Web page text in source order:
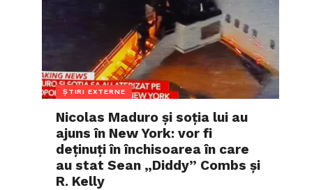
ȘTIRI EXTERNE
Nicolas Maduro și soția lui au
ajuns în New York: vor fi
deținuți în închisoarea în care
au stat Sean „Diddy” Combs și
R. Kelly